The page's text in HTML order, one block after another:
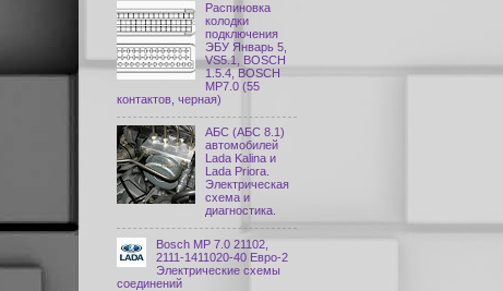
Распиновка
колодки
подключения
ЭБУ Январь 5,
VS5.1, BOSCH
1.5.4, BOSCH
MP7.0 (55
контактов, черная)
АБС (АБС 8.1)
автомобилей
Lada Kalina и
Lada Priora.
Электрическая
схема и
диагностика.
Bosch МР 7.0 21102,
2111-1411020-40 Евро-2
Электрические схемы
соединений